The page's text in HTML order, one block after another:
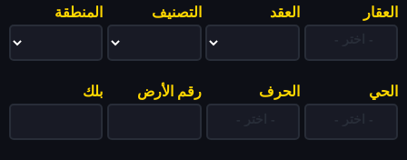
العقار العقد التصنيف المنطقة
الحي الحرف رقم الأرض بلك